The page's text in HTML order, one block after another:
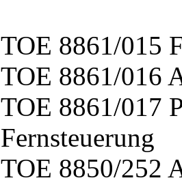
TOE 8861/015
TOE 8861/016
TOE 8861/017
Fernsteuerung
TOE 8850/252